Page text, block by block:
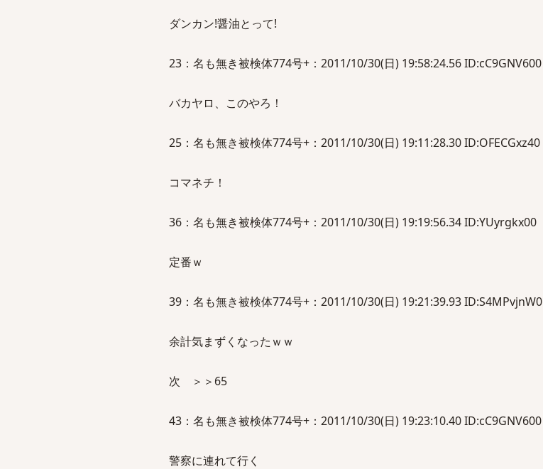
ダンカン!醤油とって!
23：名も無き被検体774号+：2011/10/30(日) 19:58:24.56 ID:cC9GNV600
バカヤロ、このやろ！
25：名も無き被検体774号+：2011/10/30(日) 19:11:28.30 ID:OFECGxz40
コマネチ！
36：名も無き被検体774号+：2011/10/30(日) 19:19:56.34 ID:YUyrgkx00
定番ｗ
39：名も無き被検体774号+：2011/10/30(日) 19:21:39.93 ID:S4MPvjnW0
余計気まずくなったｗｗ
次 ＞＞65
43：名も無き被検体774号+：2011/10/30(日) 19:23:10.40 ID:cC9GNV600
警察に連れて行く